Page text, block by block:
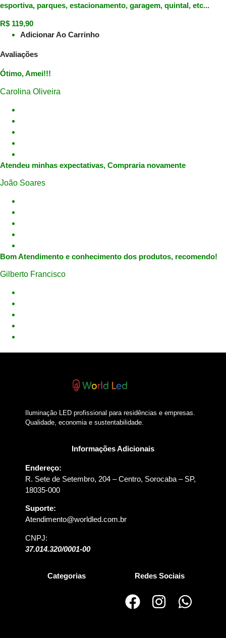
esportiva, parques, estacionamento, garagem, quintal, etc...
R$ 119,90
Adicionar Ao Carrinho
Avaliações
Ótimo, Amei!!!
Carolina Oliveira
Atendeu minhas expectativas, Compraria novamente
João Soares
Bom Atendimento e conhecimento dos produtos, recomendo!
Gilberto Francisco
Iluminação LED profissional para residências e empresas.
Qualidade, economia e sustentabilidade.
Informações Adicionais
Endereço:
R. Sete de Setembro, 204 – Centro, Sorocaba – SP,
18035-000
Suporte:
Atendimento@worldled.com.br
CNPJ:
37.014.320/0001-00
Categorias Redes Sociais